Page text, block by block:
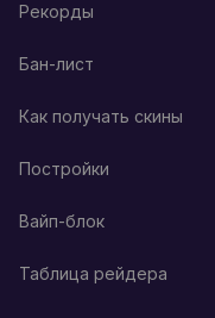
Рекорды
Бан-лист
Как получать скины
Постройки
Вайп-блок
Таблица рейдера